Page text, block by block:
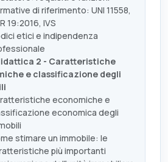
di riferimento: UNI 11558,
19:2016, IVS
etici e indipendenza
2 - Caratteristiche
e classificazione degli
economiche e
economica degli
stimare un immobile: le
più importanti